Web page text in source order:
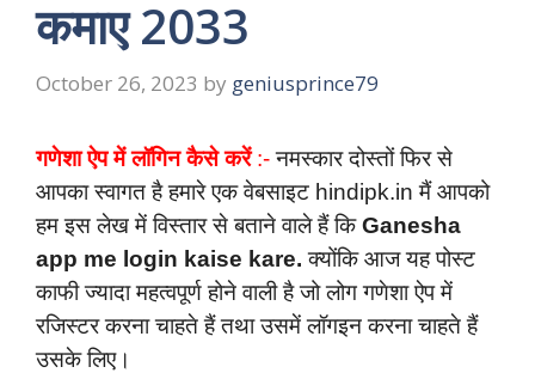
कमाए 2033
October 26, 2023 by geniusprince79
गणेशा ऐप में लॉगिन कैसे करें:-नमस्कार दोस्तों फिर से
आपका स्वागत है हमारे एक वेबसाइट hindipk.in मैं आपको
हम इस लेख में विस्तार से बताने वाले हैं किGanesha
app me login kaise kare. क्योंकि आज यह पोस्ट
काफी ज्यादा महत्वपूर्ण होने वाली है जो लोग गणेशा ऐप में
रजिस्टर करना चाहते हैं तथा उसमें लॉगइन करना चाहते हैं
उसके लिए।